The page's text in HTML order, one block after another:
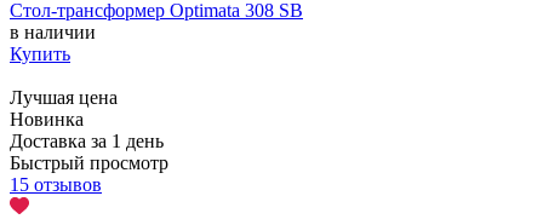
Стол-трансформер Optimata 308 SB
в наличии
Купить
Лучшая цена
Новинка
Доставка за 1 день
Быстрый просмотр
15 отзывов